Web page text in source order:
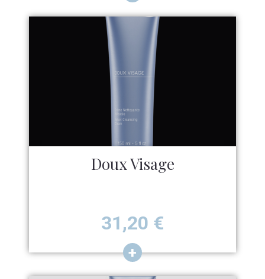
Doux Visage
Prix
31,20 €